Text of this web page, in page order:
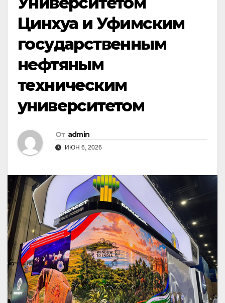
Цинхуа и Уфимским
государственным
нефтяным
техническим
университетом
От admin
ИЮН 6, 2026